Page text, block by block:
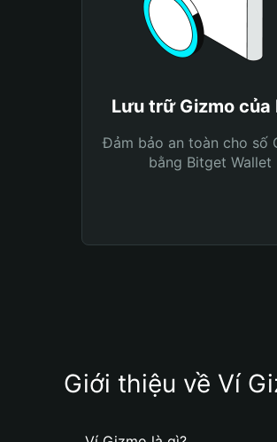
Lưu trữ Gizmo của
Đảm bảo an toàn cho số
bằng Bitget Wallet
Giới thiệu về Ví